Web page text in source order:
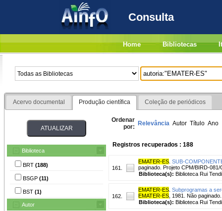
Consulta
Home Bibliotecas
Acervo documental Produção científica Coleção de periódicos
Biblioteca
BRT (188)
BSGP (11)
BST (1)
Autor
Ordenar
por: Relevância Autor Título Ano
Registros recuperados : 188
161.
EMATER-ES SUB-
paginado. Projeto CPM/BIRD-081/
Biblioteca(s): Biblioteca Rui
162.
EMATER-ES Subprogramas a
EMATER-ES , 1981. Não paginado.
Biblioteca(s): Biblioteca Rui